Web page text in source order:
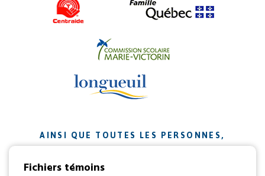
AINSI QUE TOUTES LES PERSONNES,
ORGANISMES ET ENTREPRISES QUI ONT
CONTRIBUÉ À NOTRE MISSION.
Fichiers témoins